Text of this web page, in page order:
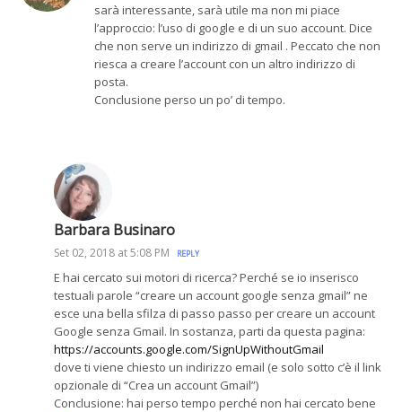
sarà interessante, sarà utile ma non mi piace
l’approccio: l’uso di google e di un suo account. Dice
che non serve un indirizzo di gmail . Peccato che non
riesca a creare l’account con un altro indirizzo di
posta.
Conclusione perso un po’ di tempo.
Barbara Businaro
Set 02, 2018 at 5:08 PM REPLY
E hai cercato sui motori di ricerca? Perché se io inserisco
testuali parole “creare un account google senza gmail” ne
esce una bella sfilza di passo passo per creare un account
Google senza Gmail. In sostanza, parti da questa pagina:
https://accounts.google.com/SignUpWithoutGmail
dove ti viene chiesto un indirizzo email (e solo sotto c’è il link
opzionale di “Crea un account Gmail”)
Conclusione: hai perso tempo perché non hai cercato bene